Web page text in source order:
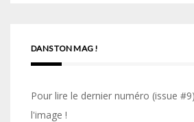
DANS TON MAG !
Pour lire le dernier numéro (issue
l'image !